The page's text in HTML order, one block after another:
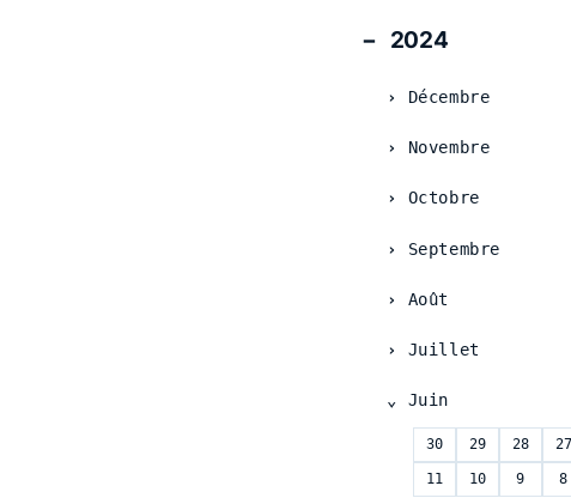
2024
Décembre
Novembre
Octobre
Septembre
Août
Juillet
Juin
30 29 28 27
11 10 9 8